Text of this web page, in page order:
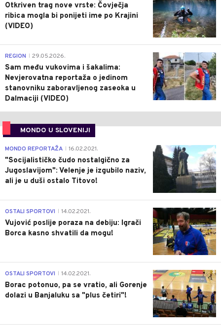
Otkriven trag nove vrste: Čovječja
ribica mogla bi ponijeti ime po Krajini
(VIDEO)
0
REGION 29.05.2026.
Sam među vukovima i šakalima:
Nevjerovatna reportaža o jedinom
stanovniku zaboravljenog zaseoka u
Dalmaciji (VIDEO)
MONDO U SLOVENIJI
4
MONDO REPORTAŽA 16.02.2021.
"Socijalističko čudo nostalgično za
Jugoslavijom": Velenje je izgubilo naziv,
ali je u duši ostalo Titovo!
1
OSTALI SPORTOVI 14.02.2021.
Vujović poslije poraza na debiju: Igrači
Borca kasno shvatili da mogu!
3
OSTALI SPORTOVI 14.02.2021.
Borac potonuo, pa se vratio, ali Gorenje
dolazi u Banjaluku sa "plus četiri"!